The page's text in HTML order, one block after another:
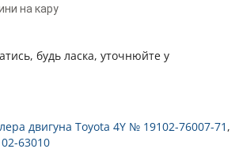
на кару
будь ласка, уточнюйте у
двигуна Toyota 4Y № 19102-76007-71 ,
63010